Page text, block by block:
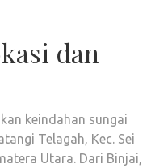
dan
keindahan sungai
Telagah, Kec. Sei
Utara. Dari Binjai,